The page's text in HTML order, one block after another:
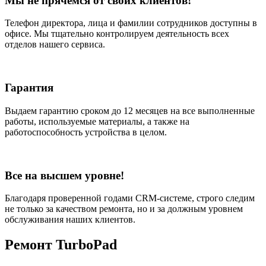
Телефон директора, лица и фамилии сотрудников доступны в
офисе. Мы тщательно контролируем деятельность всех
отделов нашего сервиса.
Гарантия
Выдаем гарантию сроком до 12 месяцев на все выполненные
работы, используемые материалы, а также на
работоспособность устройства в целом.
Все на высшем уровне!
Благодаря проверенной годами CRM-системе, строго следим
не только за качеством ремонта, но и за должным уровнем
обслуживания наших клиентов.
Ремонт TurboPad